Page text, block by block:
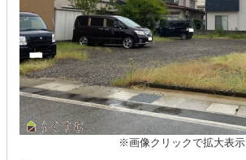
※画像クリックで拡大表示